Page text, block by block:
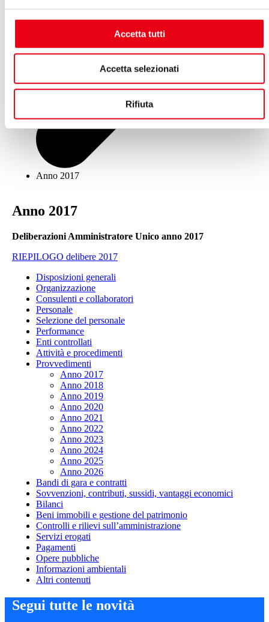
Accetta tutti
Accetta selezionati
Rifiuta
Anno 2017
Anno 2017
Deliberazioni Amministratore Unico anno 2017
RIEPILOGO delibere 2017
Disposizioni generali
Organizzazione
Consulenti e collaboratori
Personale
Selezione del personale
Performance
Enti controllati
Attività e procedimenti
Provvedimenti
Anno 2017
Anno 2018
Anno 2019
Anno 2020
Anno 2021
Anno 2022
Anno 2023
Anno 2024
Anno 2025
Anno 2026
Bandi di gara e contratti
Sovvenzioni, contributi, sussidi, vantaggi economici
Bilanci
Beni immobili e gestione del patrimonio
Controlli e rilievi sull’amministrazione
Servizi erogati
Pagamenti
Opere pubbliche
Informazioni ambientali
Altri contenuti
Segui tutte le novità